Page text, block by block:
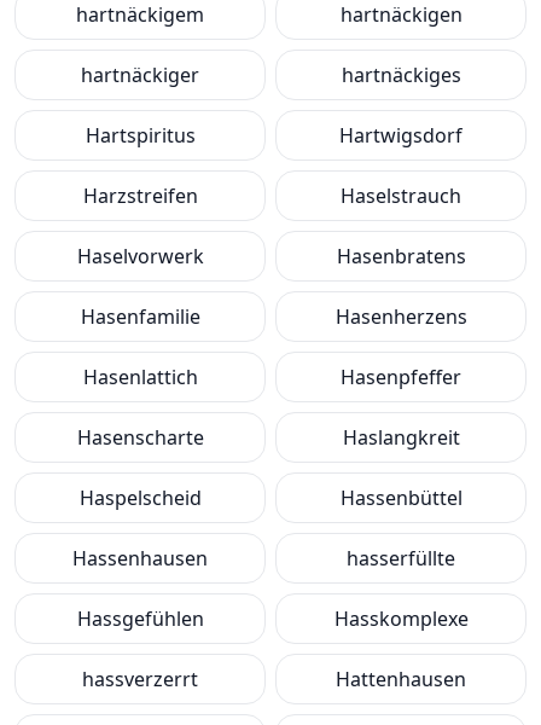
hartnäckigem hartnäckigen
hartnäckiger hartnäckiges
Hartspiritus Hartwigsdorf
Harzstreifen Haselstrauch
Haselvorwerk Hasenbratens
Hasenfamilie Hasenherzens
Hasenlattich Hasenpfeffer
Hasenscharte Haslangkreit
Haspelscheid Hassenbüttel
Hassenhausen hasserfüllte
Hassgefühlen Hasskomplexe
hassverzerrt Hattenhausen